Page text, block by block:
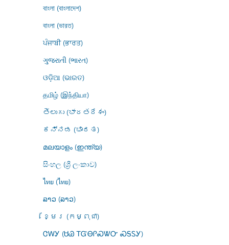
বাংলা (বাংলাদেশ)
বাংলা (ভারত)
ਪੰਜਾਬੀ (ਭਾਰਤ)
ગુજરાતી (ભારત)
ଓଡ଼ିଆ (ଭାରତ)
தமிழ் (இந்தியா)
తెలుగు (భారతదేశం)
ಕನ್ನಡ (ಭಾರತ)
മലയാളം (ഇന്ത്യ)
සිංහල (ශ්‍රී ලංකාව)
ไทย (ไทย)
ລາວ (ລາວ)
ខ្មែរ (កម្ពុជា)
ᏣᎳᎩ (ᏌᏊ ᎢᏳᎾᎵᏍᏔᏅ ᏍᎦᏚᎩ)